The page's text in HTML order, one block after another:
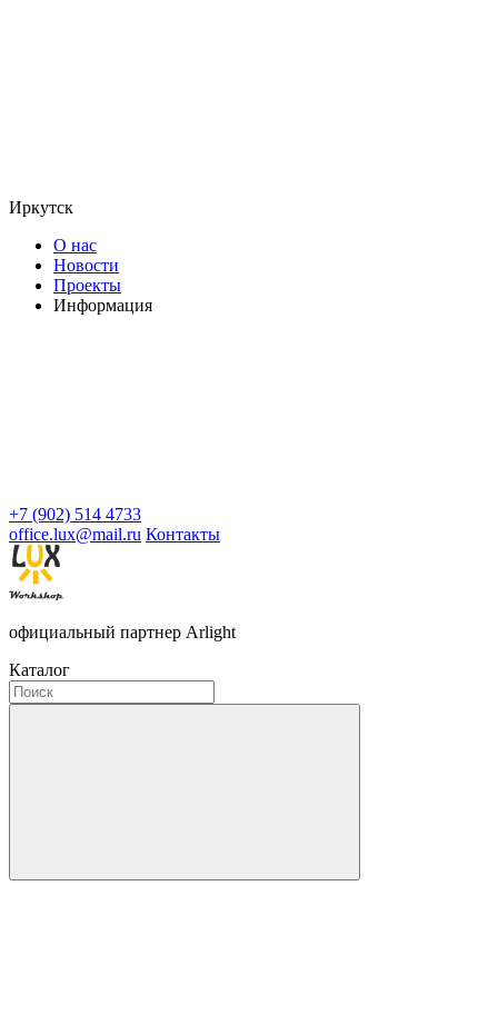
Иркутск
О нас
Новости
Проекты
Информация
+7 (902) 514 4733
office.lux@mail.ru Контакты
официальный партнер Arlight
Каталог